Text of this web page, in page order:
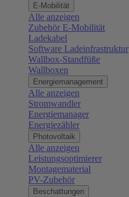
E-Mobilität
Alle anzeigen
Zubehör E-Mobilität
Ladekabel
Software Ladeinfrastruktur
Wallbox-Standfüße
Wallboxen
Energiemanagement
Alle anzeigen
Stromwandler
Energiemanager
Energiezähler
Photovoltaik
Alle anzeigen
Leistungsoptimierer
Montagematerial
PV-Zubehör
Beschattungen